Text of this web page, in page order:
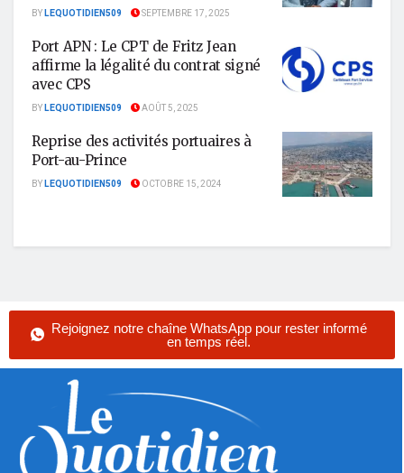
BYLEQUOTIDIEN509 SEPTEMBRE 17, 2025
Port APN : Le CPT de Fritz Jean
affirme la légalité du contrat signé
avec CPS
BYLEQUOTIDIEN509 AOÛT 5, 2025
Reprise des activités portuaires à
Port-au-Prince
BYLEQUOTIDIEN509 OCTOBRE 15, 2024
Rejoignez notre chaîne WhatsApp pour rester informé
en temps réel.